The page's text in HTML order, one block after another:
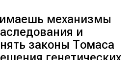
вычисление —
гены линейно,
между
механизмы
и
законы Томаса